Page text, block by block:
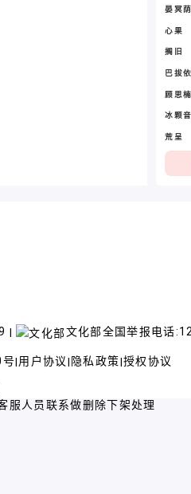
晏冥荫
心果
搁旧
巴拔依
顾思楠
冰颗
荒呈
| 文化部全国举报电话
号| 用户协议 | 隐私政策|授权协议
服人员联系做删除下架处理